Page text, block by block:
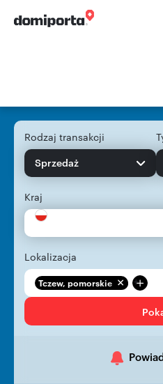
Rodzaj transakcji
Sprzedaż
Kraj
Lokalizacja
Tczew, pomorskie +